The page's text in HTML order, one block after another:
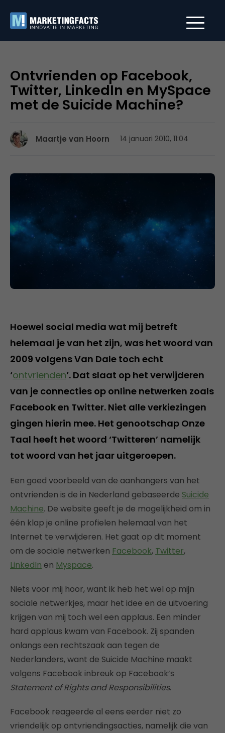
Ontvrienden op Facebook,
Twitter, LinkedIn en MySpace
met de Suicide Machine?
Maartje van Hoorn 14 januari 2010, 11:04
Hoewel social media wat mij betreft
helemaal je van het zijn, was het woord van
2009 volgens Van Dale toch echt
‘ontvrienden’. Dat slaat op het verwijderen
van je connecties op online netwerken zoals
Facebook en Twitter. Niet alle verkiezingen
gingen hierin mee. Het genootschap Onze
Taal heeft het woord ‘Twitteren’ namelijk
tot woord van het jaar uitgeroepen.
Een goed voorbeeld van de aanhangers van het
ontvrienden is de in Nederland gebaseerde Suicide
Machine. De website geeft je de mogelijkheid om in
één klap je online profielen helemaal van het
Internet te verwijderen. Het gaat op dit moment
om de sociale netwerken Facebook, Twitter,
LinkedIn en Myspace.
Niets voor mij hoor, want ik heb het wel op mijn
sociale netwerkjes, maar het idee en de uitvoering
krijgen van mij toch wel een applaus. Een minder
hard applaus kwam van Facebook. Zij spanden
onlangs een rechtszaak aan tegen de
Nederlanders, want de Suicide Machine maakt
volgens Facebook inbreuk op Facebook’s
Statement of Rights and Responsibilities.
Facebook reageerde al eens eerder niet zo
vriendelijk op ontvriendingsacties, namelijk die van